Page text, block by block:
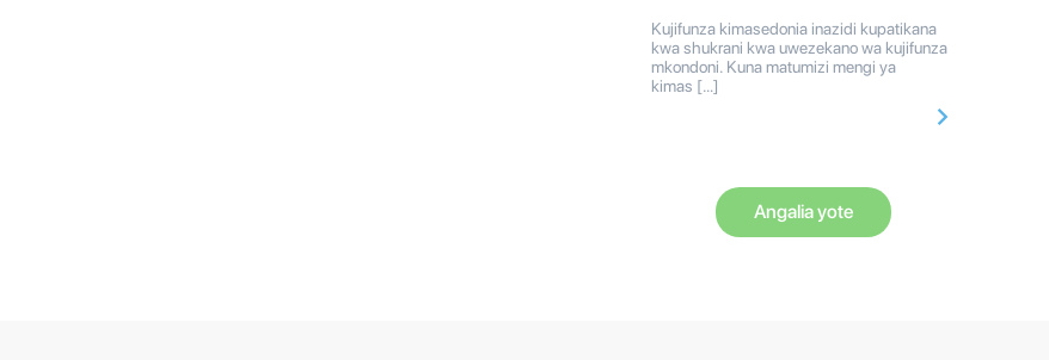
Kujifunza kimasedonia inazidi kupatikana
kwa shukrani kwa uwezekano wa kujifunza
mkondoni. Kuna matumizi mengi ya
kimas […]
Angalia yote